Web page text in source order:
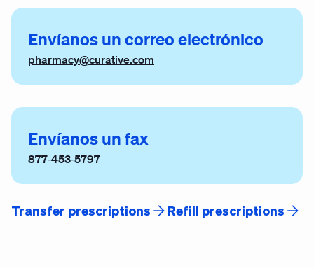
Envíanos un correo electrónico
pharmacy@curative.com
Envíanos un fax
877‑453‑5797
Transfer prescriptions Refill prescriptions